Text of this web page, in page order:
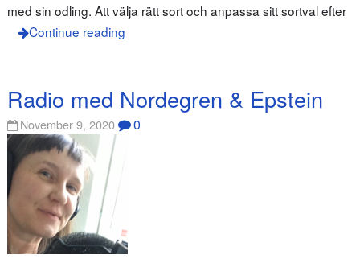
med sin odling. Att välja rätt sort och anpassa sitt sortval efter
Continue reading
Radio med Nordegren & Epstein
November 9, 2020 0